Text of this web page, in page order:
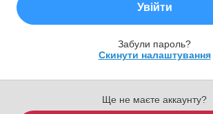
Увійти
Забули пароль?
Скинути налаштування
Ще не маєте аккаунту?